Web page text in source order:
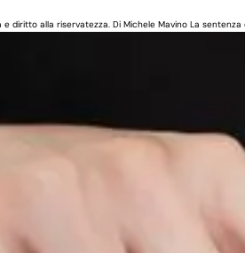
diritto alla riservatezza. Di Michele Mavino La sentenza